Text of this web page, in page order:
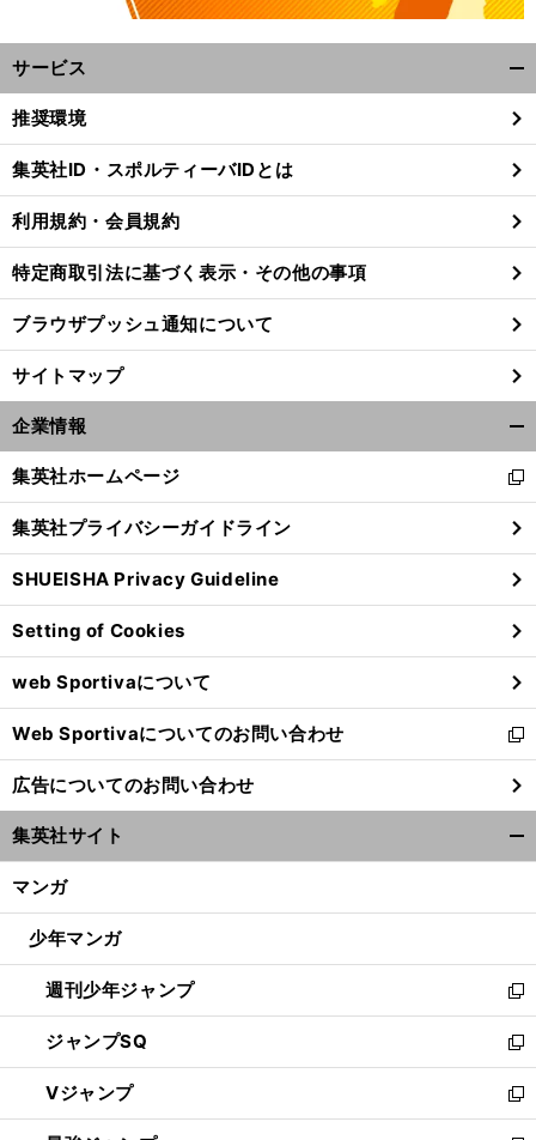
サービス
閉
る
推奨環境
集英社ID・スポルティーバIDとは
利用規約・会員規約
特定商取引法に基づく表示・その他の事項
ブラウザプッシュ通知について
サイトマップ
企業情報
閉
る
集英社ホームページ
新
し
い
ウ
ィ
ン
ド
ウ
で
開
く
集英社プライバシーガイドライン
SHUEISHA Privacy Guideline
Setting of Cookies
web Sportivaについて
Web Sportivaについてのお問い合わせ
新
し
い
ウ
ィ
ン
ウ
開
く
広告についてのお問い合わせ
集英社サイト
マンガ
少年マンガ
週刊少年ジャンプ
新
し
い
ウ
ィ
ン
ジャンプSQ
新
し
い
ウ
Vジャンプ
新
し